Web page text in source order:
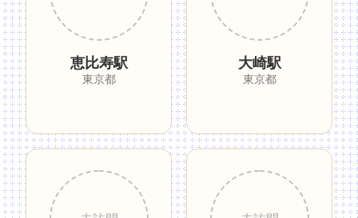
恵比寿駅
東京都
大崎駅
東京都